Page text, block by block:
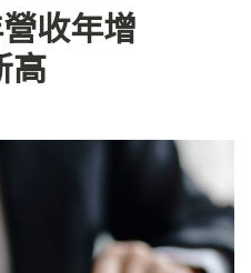
收年增
高